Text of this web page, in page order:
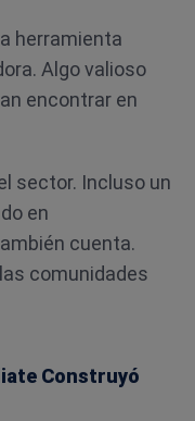
herramienta
Algo valioso
encontrar en
sector. Incluso un
en
cuenta.
comunidades
Construyó